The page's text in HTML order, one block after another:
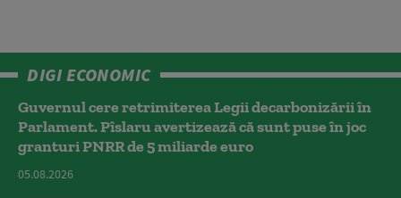
DIGI ECONOMIC
Guvernul cere retrimiterea Legii decarbonizării în
Parlament. Pîslaru avertizează că sunt puse în joc
granturi PNRR de 5 miliarde euro
05.08.2026